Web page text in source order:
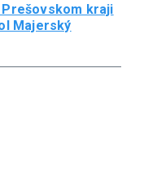
kraji
Majerský